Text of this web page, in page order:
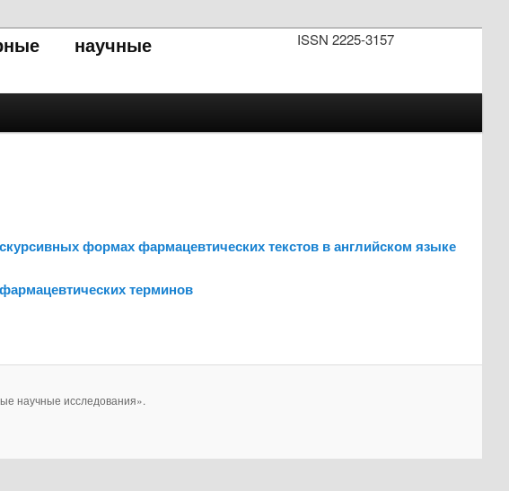
ISSN 2225-3157
научные
формах фармацевтических текстов в английском языке
терминов
научные исследования».